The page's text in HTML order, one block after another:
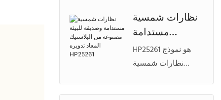
تبحث عن مجموعات
نظارات أنيقة وقابلة
الطلب HP25440
مصنوع من مواد
بلاستيكية معاد
تدويرها، مصمم
للعلامات التجارية التي
نظارات شمسية
مستدامة
وصديقة للبيئة
مصنوعة من
تدويره HP25261
HP25261 هو نموذج
نظارات شمسية
مصنوع من مواد